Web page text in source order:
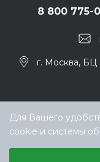
8 800 775-
г. Москва, БЦ
Для Вашего
cookie и системы